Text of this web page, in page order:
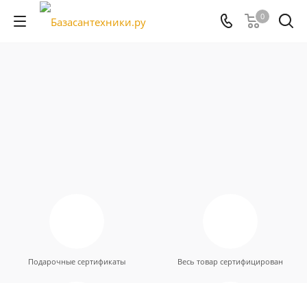
0
Подарочные сертификаты Весь товар сертифицирован